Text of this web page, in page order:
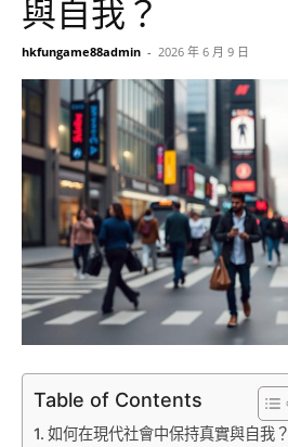
與自我？
hkfungame88admin - 2026 年 6 月 9 日
Table of Contents
如何在現代社會中保持真實與自我？